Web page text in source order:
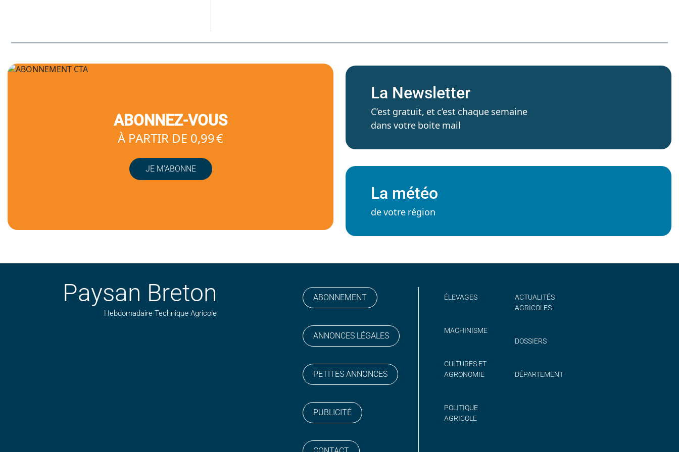
ABONNEZ-VOUS
À PARTIR DE 0,99 €
JE M’ABONNE
La Newsletter
C’est gratuit, et c’est chaque semaine
dans votre boite mail
La météo
de votre région
Paysan Breton
Hebdomadaire Technique Agricole
ABONNEMENT
ANNONCES LÉGALES
PETITES ANNONCES
PUBLICITÉ
ÉLEVAGES
MACHINISME
CULTURES ET
AGRONOMIE
POLITIQUE
AGRICOLE
ACTUALITÉS
AGRICOLES
DOSSIERS
DÉPARTEMENT